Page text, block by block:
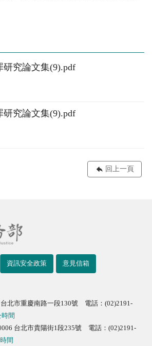
究論文集(9).pdf
究論文集(9).pdf
回上一頁
資訊安全政策 意見信箱
北市重慶南路一段130號 電話：(02)2191-
間
台北市貴陽街1段235號 電話：(02)2191-
間